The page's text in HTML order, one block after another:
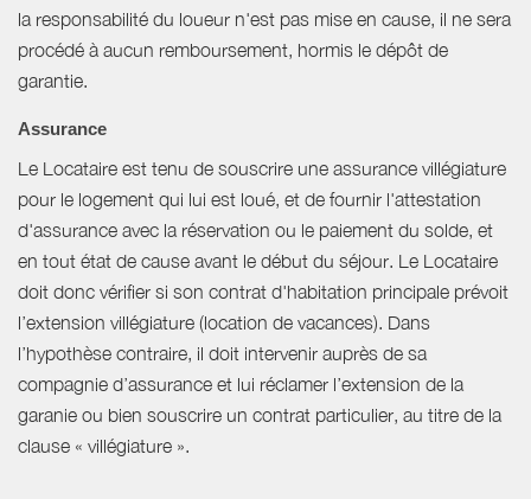
la responsabilité du loueur n'est pas mise en cause, il ne sera
procédé à aucun remboursement, hormis le dépôt de
garantie.
Assurance
Le Locataire est tenu de souscrire une assurance villégiature
pour le logement qui lui est loué, et de fournir l'attestation
d'assurance avec la réservation ou le paiement du solde, et
en tout état de cause avant le début du séjour. Le Locataire
doit donc vérifier si son contrat d'habitation principale prévoit
l’extension villégiature (location de vacances). Dans
l’hypothèse contraire, il doit intervenir auprès de sa
compagnie d’assurance et lui réclamer l’extension de la
garanie ou bien souscrire un contrat particulier, au titre de la
clause « villégiature ».